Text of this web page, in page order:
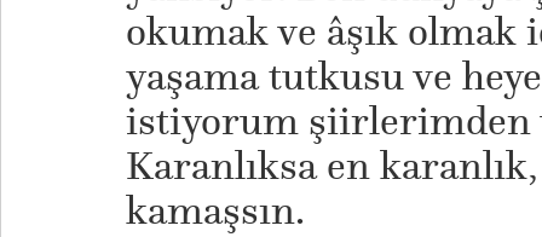
okumak ve âşık olmak
yaşama tutkusu ve
istiyorum şiirlerimden
Karanlıksa en
kamaşsın.